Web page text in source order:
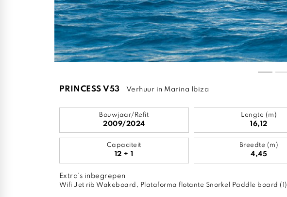
PRINCESS V53 Verhuur in Marina Ibiza
Bouwjaar/Refit
2009/2024
Lengte (m)
16,12
Capaciteit
12 + 1
Breedte (m)
4,45
Extra's inbegrepen
Wifi Jet rib Wakeboard, Plataforma flotante Snorkel Paddle board (1)